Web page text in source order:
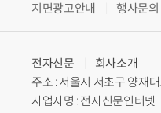
지면광고안내 행사문의
전자신문
회사소개
주소 : 서울시 서초구 양재
사업자명 : 전자신문인터넷